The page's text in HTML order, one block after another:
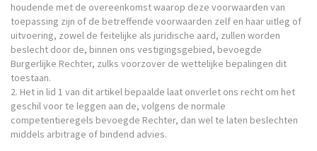
houdende met de overeenkomst waarop deze voorwaarden van
toepassing zijn of de betreffende voorwaarden zelf en haar uitleg of
uitvoering, zowel de feitelijke als juridische aard, zullen worden
beslecht door de, binnen ons vestigingsgebied, bevoegde
Burgerlijke Rechter, zulks voorzover de wettelijke bepalingen dit
toestaan.
2. Het in lid 1 van dit artikel bepaalde laat onverlet ons recht om het
geschil voor te leggen aan de, volgens de normale
competentieregels bevoegde Rechter, dan wel te laten beslechten
middels arbitrage of bindend advies.